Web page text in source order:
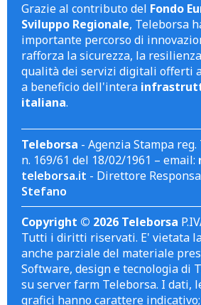
Grazie al contributo del Fondo
Sviluppo Regionale, Teleborsa
importante percorso di
rafforza la sicurezza, la
qualità dei servizi digitali offerti
a beneficio dell'intera
italiana.
Teleborsa - Agenzia Stampa
n. 169/61 del 18/02/1961 – email:
teleborsa.it - Direttore
Stefano
Copyright © 2026 Teleborsa
Tutti i diritti riservati. E' vietata
anche parziale del materiale
Software, design e tecnologia di
su server farm Teleborsa. I dati,
grafici hanno carattere